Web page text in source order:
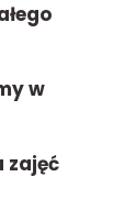
w
zajęć